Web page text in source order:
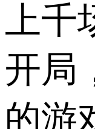
上千
开局
的游